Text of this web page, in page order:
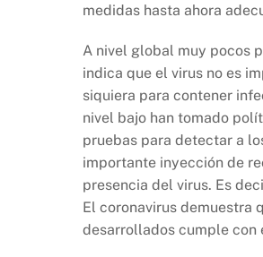
medidas hasta ahora
A nivel global muy pocos
indica que el virus no es
siquiera para contener
nivel bajo han tomado
pruebas para detectar a
importante inyección de
presencia del virus. Es
El coronavirus demuestra
desarrollados cumple con